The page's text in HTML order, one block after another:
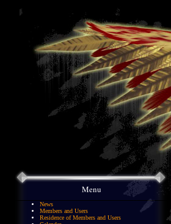
Menu
News
Members and Users
Residence of Members and Users